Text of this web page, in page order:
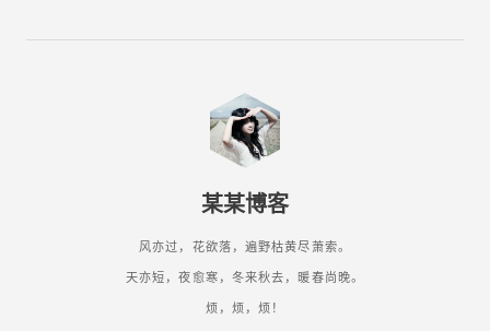
某某博客
风亦过，花欲落，遍野枯黄尽萧索。
天亦短，夜愈寒，冬来秋去，暖春尚晚。
烦，烦，烦！